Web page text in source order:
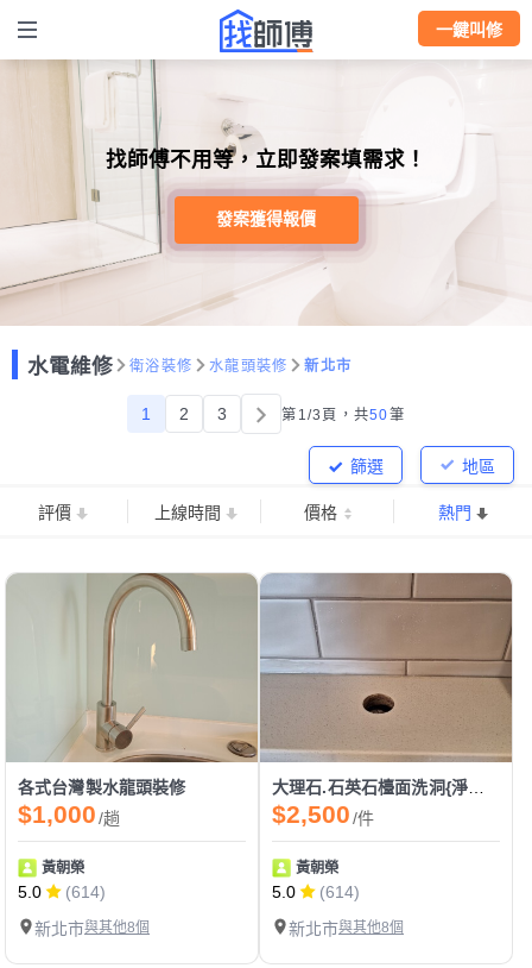
一鍵叫修
找師傅不用等，立即發案填需求！
發案獲得報價
水電維修 衛浴裝修 水龍頭裝修 新北市
1 2 3 第1/3頁， 共50筆
地區
篩選
評價 上線時間 價格 熱門
各式台灣製水龍頭裝修
$1,000/趟
黃朝榮
5.0
(614)
新北市與其他8個
大理石.石英石檯面洗洞{淨水器龍頭}
$2,500/件
黃朝榮
5.0
(614)
新北市與其他8個